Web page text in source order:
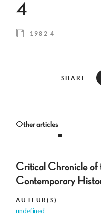
4
1982 4
SHARE
Other articles
Critical Chronicle of
Contemporary
AUTEUR(S)
undefined